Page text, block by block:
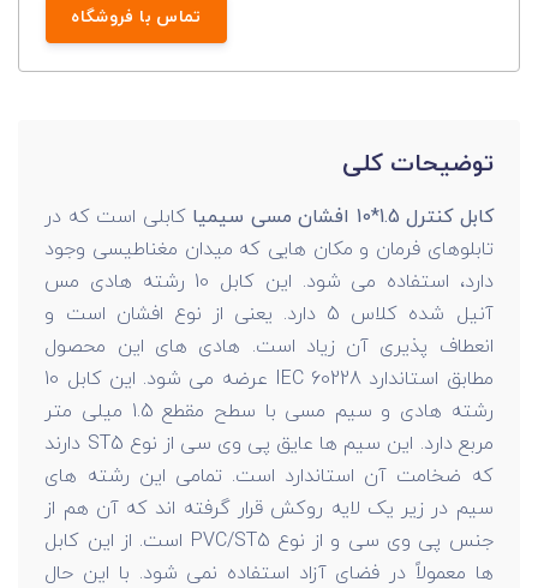
تماس با فروشگاه
توضیحات کلی
کابل کنترل 1.5*10 افشان مسی سیمیا
کابلی است که در
تابلوهای فرمان و مکان هایی که میدان مغناطیسی وجود
دارد، استفاده می شود. این کابل 10 رشته هادی مس
آنیل شده کلاس 5 دارد. یعنی از نوع افشان است و
انعطاف پذیری آن زیاد است. هادی های این محصول
مطابق استاندارد IEC 60228 عرضه می شود. این کابل 10
رشته هادی و سیم مسی با سطح مقطع 1.5 میلی متر
مربع دارد. این سیم ها عایق پی وی سی از نوع ST5 دارند
که ضخامت آن استاندارد است. تمامی این رشته های
سیم در زیر یک لایه روکش قرار گرفته اند که آن هم از
جنس پی وی سی و از نوع PVC/ST5 است. از این کابل
ها معمولاً در فضای آزاد استفاده نمی شود. با این حال